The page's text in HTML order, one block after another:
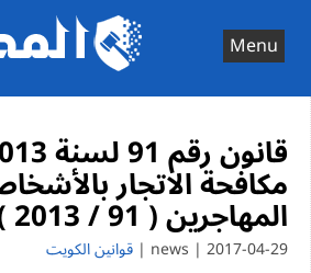
content
Menu
مكافحة الاتجار
المهاجرين ( 91 / 2013 )
2017-04-29 | news | قوانين الكويت